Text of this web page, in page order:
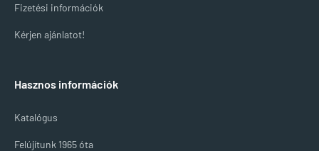
Fizetési információk
Kérjen ajánlatot!
Hasznos információk
Katalógus
Felújítunk 1965 óta